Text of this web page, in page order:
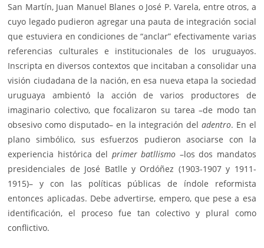
San Martín, Juan Manuel Blanes o José P. Varela, entre otros, a
cuyo legado pudieron agregar una pauta de integración social
que estuviera en condiciones de “anclar” efectivamente varias
referencias culturales e institucionales de los uruguayos.
Inscripta en diversos contextos que incitaban a consolidar una
visión ciudadana de la nación, en esa nueva etapa la sociedad
uruguaya ambientó la acción de varios productores de
imaginario colectivo, que focalizaron su tarea –de modo tan
obsesivo como disputado– en la integración del adentro. En el
plano simbólico, sus esfuerzos pudieron asociarse con la
experiencia histórica del primer batllismo –los dos mandatos
presidenciales de José Batlle y Ordóñez (1903-1907 y 1911-
1915)– y con las políticas públicas de índole reformista
entonces aplicadas. Debe advertirse, empero, que pese a esa
identificación, el proceso fue tan colectivo y plural como
conflictivo.